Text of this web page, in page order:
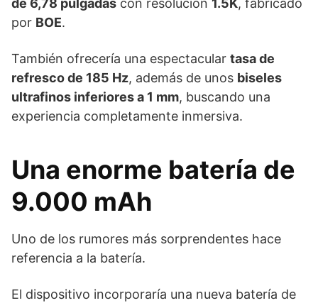
de 6,78 pulgadas con resolución 1.5K, fabricado
por BOE.
También ofrecería una espectacular tasa de
refresco de 185 Hz, además de unos biseles
ultrafinos inferiores a 1 mm, buscando una
experiencia completamente inmersiva.
Una enorme batería de
9.000 mAh
Uno de los rumores más sorprendentes hace
referencia a la batería.
El dispositivo incorporaría una nueva batería de